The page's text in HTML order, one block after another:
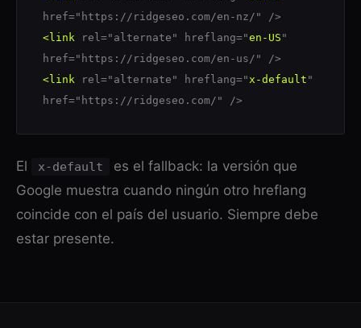
href="https://ridgeseo.com/en-nz/" />
<link rel="alternate" hreflang="en-US "
href="https://ridgeseo.com/en-us/" />
<link rel="alternate" hreflang="x-default "
href="https://ridgeseo.com/" />
El x-default
es el fallback: la versión que
Google muestra cuando ningún otro hreflang
coincide con el país del usuario. Siempre debe
estar presente.